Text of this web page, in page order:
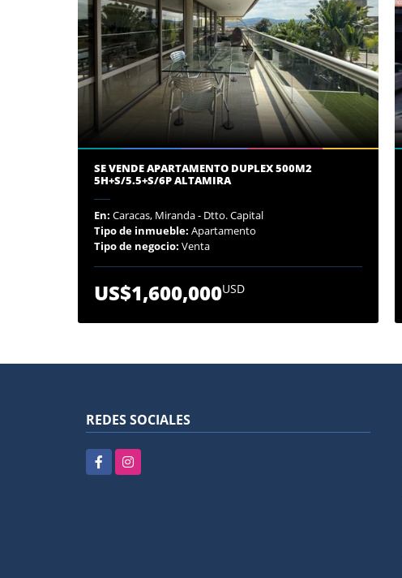
SE VENDE APARTAMENTO DUPLEX 500M2
5H+S/5.5+S/6P ALTAMIRA
En: Caracas, Miranda - Dtto. Capital
Tipo de inmueble: Apartamento
Tipo de negocio: Venta
US$1,600,000USD
REDES SOCIALES
FacebookInstagram